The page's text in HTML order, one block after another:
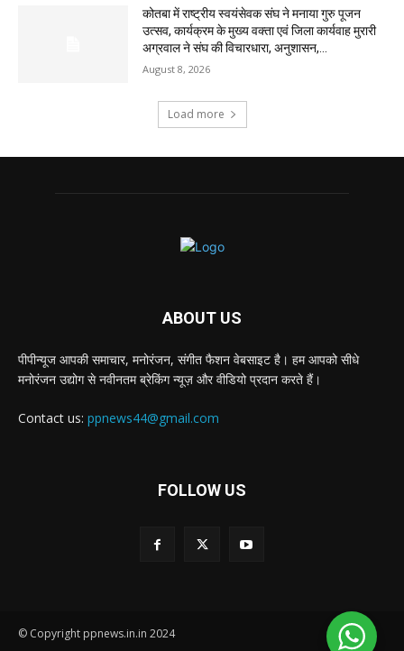
कोतबा में राष्ट्रीय स्वयंसेवक संघ ने मनाया गुरु पूजन
उत्सव, कार्यक्रम के मुख्य वक्ता एवं जिला कार्यवाह मुरारी
अग्रवाल ने संघ की विचारधारा, अनुशासन,...
August 8, 2026
Load more
ABOUT US
पीपीन्यूज आपकी समाचार, मनोरंजन, संगीत फैशन वेबसाइट है। हम आपको सीधे
मनोरंजन उद्योग से नवीनतम ब्रेकिंग न्यूज़ और वीडियो प्रदान करते हैं।
Contact us: ppnews44@gmail.com
FOLLOW US
© Copyright ppnews.in.in 2024